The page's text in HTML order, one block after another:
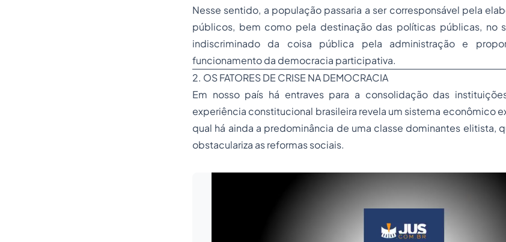
Nesse sentido, a população passaria a ser corresponsável pela
públicos, bem como pela destinação das políticas públicas, no
indiscriminado da coisa pública pela administração e
funcionamento da democracia participativa.
2. OS FATORES DE CRISE NA DEMOCRACIA
Em nosso país há entraves para a consolidação das
experiência constitucional brasileira revela um sistema econômico
qual há ainda a predominância de uma classe dominantes elitista,
obstaculariza as reformas sociais.